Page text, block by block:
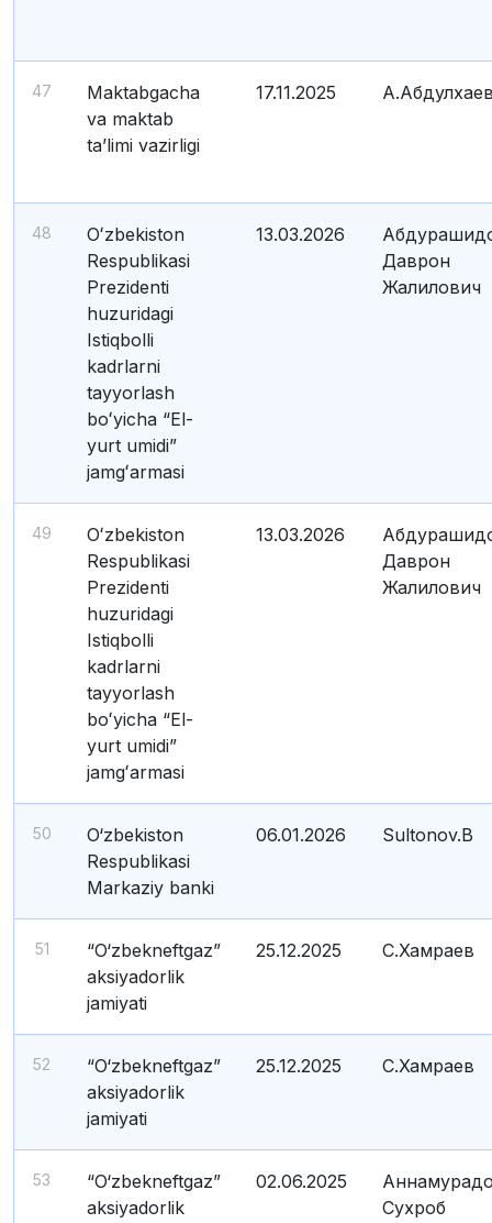
47
Maktabgacha
va maktab
ta’limi vazirligi
17.11.2025
48
Oʻzbekiston
Respublikasi
Prezidenti
huzuridagi
Istiqbolli
kadrlarni
tayyorlash
boʻyicha “El-
yurt umidi”
jamgʻarmasi
13.03.2026
Даврон
Жалилович
49
Oʻzbekiston
Respublikasi
Prezidenti
huzuridagi
Istiqbolli
kadrlarni
tayyorlash
boʻyicha “El-
yurt umidi”
jamgʻarmasi
13.03.2026
Даврон
Жалилович
50
O‘zbekiston
Respublikasi
Markaziy banki
06.01.2026 Sultonov.B
51
“O‘zbekneftgaz”
aksiyadorlik
jamiyati
25.12.2025 С.Хамраев
52
“O‘zbekneftgaz”
aksiyadorlik
jamiyati
25.12.2025 С.Хамраев
53
“O‘zbekneftgaz”
aksiyadorlik
02.06.2025
Сухроб